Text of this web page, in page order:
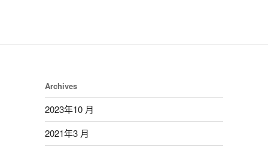
Archives
2023年10 月
2021年3 月